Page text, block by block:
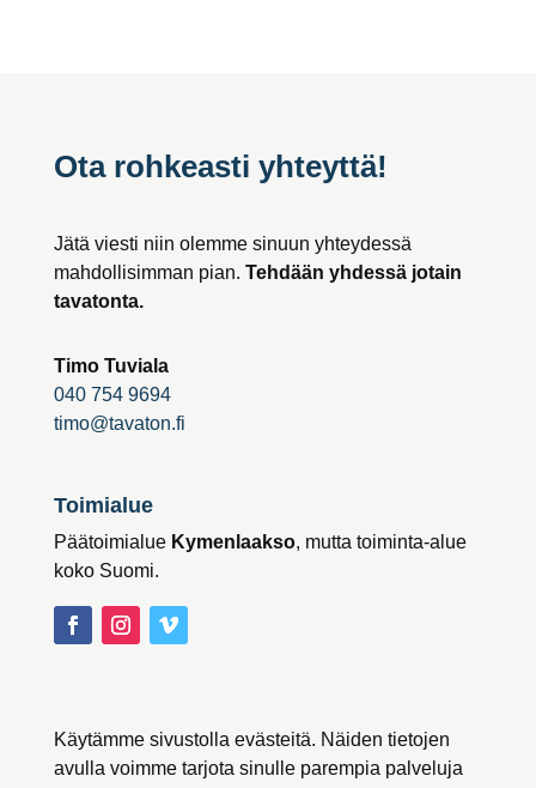
Ota rohkeasti yhteyttä!
Jätä viesti niin olemme sinuun yhteydessä
mahdollisimman pian. Tehdään yhdessä jotain
tavatonta.
Timo Tuviala
040 754 9694
timo@tavaton.fi
Toimialue
Päätoimialue Kymenlaakso, mutta toiminta-alue
koko Suomi.
Käytämme sivustolla evästeitä. Näiden tietojen
avulla voimme tarjota sinulle parempia palveluja